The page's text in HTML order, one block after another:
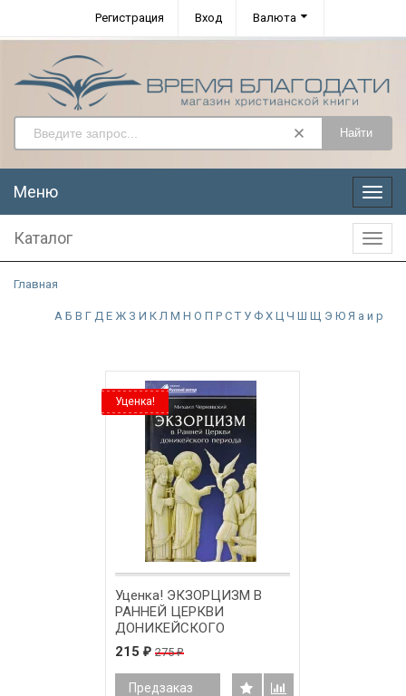
Регистрация Вход Валюта
Найти
Меню
Меню
Каталог
Главная
А Б В Г Д Е Ж З И К Л М Н О П Р С Т У Ф Х Ц Ч Ш Щ Э Ю Я а и р
Уценка!
Уценка! ЭКЗОРЦИЗМ В
РАННЕЙ ЦЕРКВИ
ДОНИКЕЙСКОГО
ПЕРИОДА. Михаил
Чернявский
215 ₽ 275₽
Предзаказ